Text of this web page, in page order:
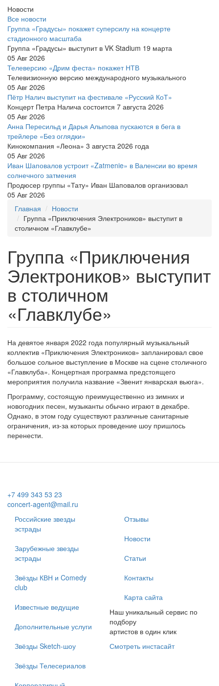
Новости
Все новости
Группа «Градусы» покажет суперсилу на концерте
стадионного масштаба
Группа «Градусы» выступит в VK Stadium 19 марта
05 Авг 2026
Телеверсию «Дрим феста» покажет НТВ
Телевизионную версию международного музыкального
05 Авг 2026
Пётр Налич выступит на фестивале «Русский КоТ»
Концерт Петра Налича состоится 7 августа 2026
05 Авг 2026
Анна Пересильд и Дарья Алыпова пускаются в бега в
трейлере «Без оглядки»
Кинокомпания «Леона» 3 августа 2026 года
05 Авг 2026
Иван Шаповалов устроит «Zatmenie» в Валенсии во время
солнечного затмения
Продюсер группы «Тату» Иван Шаповалов организовал
05 Авг 2026
Главная
Новости
Группа «Приключения Электроников» выступит в
столичном «Главклубе»
Группа «Приключения
Электроников» выступит
в столичном
«Главклубе»
На девятое января 2022 года популярный музыкальный
коллектив «Приключения Электроников» запланировал свое
большое сольное выступление в Москве на сцене столичного
«Главклуба». Концертная программа предстоящего
мероприятия получила название «Звенит январская вьюга».
Программу, состоящую преимущественно из зимних и
новогодних песен, музыканты обычно играют в декабре.
Однако, в этом году существуют различные санитарные
ограничения, из-за которых проведение шоу пришлось
перенести.
+7 499 343 53 23
concert-agent@mail.ru
Российские звезды
эстрады
Зарубежные звезды
эстрады
Звёзды КВН и Comedy
club
Известные ведущие
Дополнительные услуги
Звёзды Sketch-шоу
Звёзды Телесериалов
Отзывы
Новости
Статьи
Контакты
Карта сайта
Наш уникальный сервис по
подбору
артистов в один клик
Смотреть инстасайт